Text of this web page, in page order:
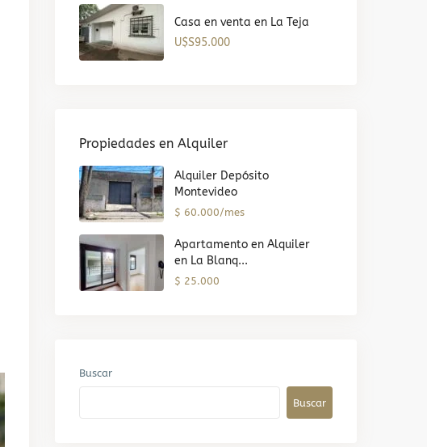
Casa en venta en La Teja
U$S95.000
Propiedades en Alquiler
Alquiler Depósito
Montevideo
$ 60.000/mes
Apartamento en Alquiler
en La Blanq...
$ 25.000
Buscar
Buscar